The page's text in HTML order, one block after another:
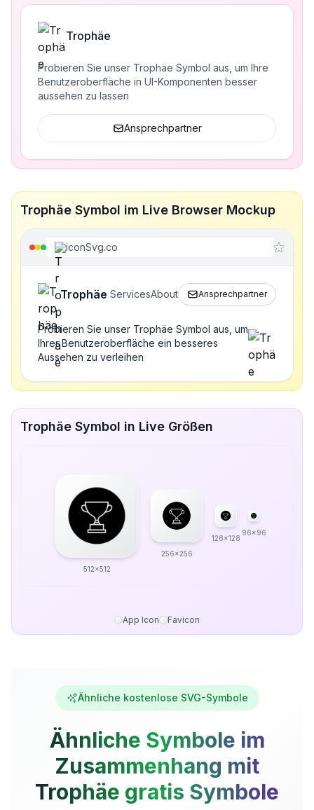
Trophäe
Probieren Sie unser Trophäe Symbol aus, um Ihre
Benutzeroberfläche in UI-Komponenten besser
aussehen zu lassen
Ansprechpartner
Trophäe Symbol im Live Browser Mockup
iconSvg.co
Trophäe ServicesAbout Ansprechpartner
Probieren Sie unser Trophäe Symbol aus, um
Ihrer Benutzeroberfläche ein besseres
Aussehen zu verleihen
Trophäe Symbol in Live Größen
512x512
256x256
128x128
96x96
App Icon Favicon
Ähnliche kostenlose SVG-Symbole
Ähnliche Symbole im
Zusammenhang mit
Trophäe gratis Symbole